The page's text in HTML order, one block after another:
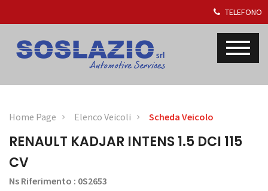
TELEFONO
Home Page Elenco Veicoli Scheda Veicolo
RENAULT KADJAR INTENS 1.5 DCI 115
CV
Ns Riferimento : 0S2653